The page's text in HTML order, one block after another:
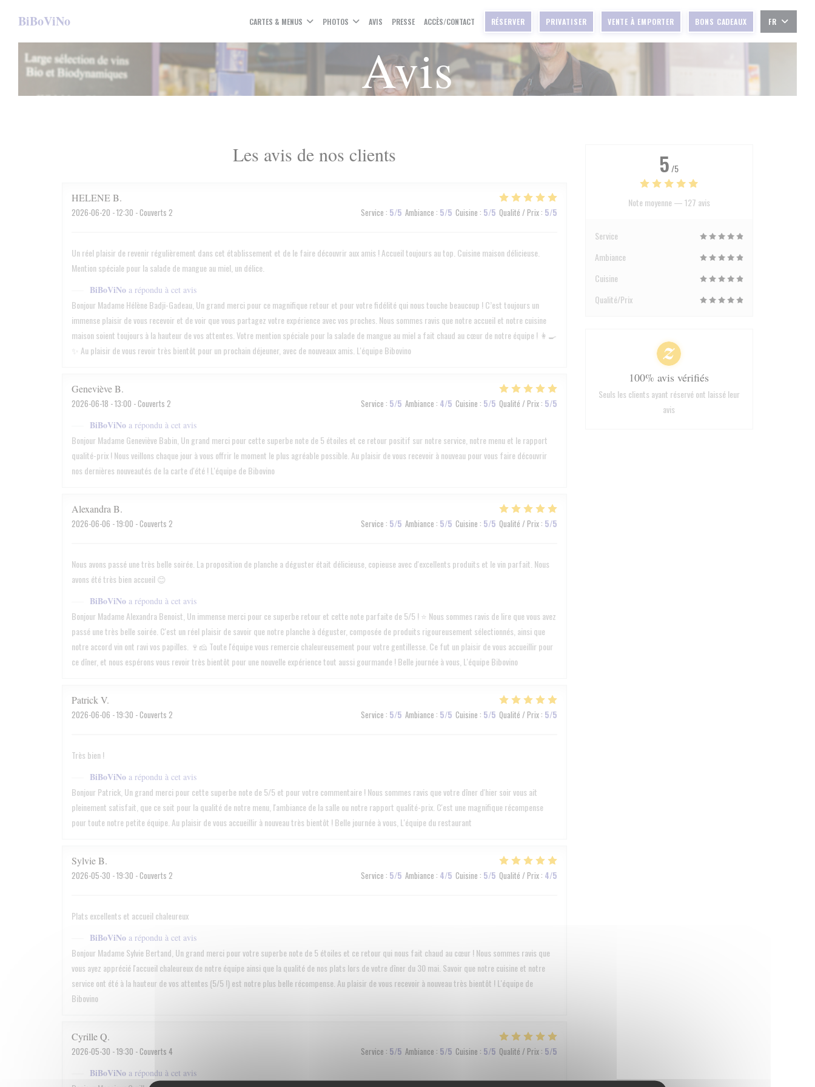
BiBoViNo CARTES & MENUS PHOTOS AVIS PRESSE ACCÈS/CONTACT RÉSERVER PRIVATISER VENTE À EMPORTER BONS CADEAUX FR
Avis
Les avis de nos clients
HELENEB
2026-06-20 - 12:30 - Couverts 2 Service : 5/5 Ambiance : 5/5 Cuisine : 5/5 Qualité / Prix: 5/5
Un réel plaisir de revenir régulièrement dans cet établissement et de le faire découvrir aux amis ! Accueil toujours au top. Cuisine maison délicieuse.
Mention spéciale pour la salade de mangue au miel, un délice.
BiBoViNo a répondu à cet avis
Bonjour Madame Hélène Badji-Gadeau, Un grand merci pour ce magnifique retour et pour votre fidélité qui nous touche beaucoup ! C’est toujours un
immense plaisir de vous recevoir et de voir que vous partagez votre expérience avec vos proches. Nous sommes ravis que notre accueil et notre cuisine
maison soient toujours à la hauteur de vos attentes. Votre mention spéciale pour la salade de mangue au miel a fait chaud au cœur de notre équipe ! 👩‍🍳
✨ Au plaisir de vous revoir très bientôt pour un prochain déjeuner, avec de nouveaux amis. L'équipe Bibovino
GenevièveB
2026-06-18 - 13:00 - Couverts 2 Service : 5/5 Ambiance : 4/5 Cuisine : 5/5 Qualité / Prix: 5/5
BiBoViNo a répondu à cet avis
Bonjour Madame Geneviève Babin, Un grand merci pour cette superbe note de 5 étoiles et ce retour positif sur notre service, notre menu et le rapport
qualité-prix ! Nous veillons chaque jour à vous offrir le moment le plus agréable possible. Au plaisir de vous recevoir à nouveau pour vous faire découvrir
nos dernières nouveautés de la carte d'été ! L'équipe de Bibovino
Alexandra B
2026-06-06 - 19:00 - Couverts 2 Service : 5/5 Ambiance : 5/5 Cuisine : 5/5 Qualité / Prix: 5/5
Nous avons passé une très belle soirée. La proposition de planche a déguster était délicieuse, copieuse avec d'excellents produits et le vin parfait. Nous
avons été très bien accueil 😊
BiBoViNo a répondu à cet avis
Bonjour Madame Alexandra Benoist, Un immense merci pour ce superbe retour et cette note parfaite de 5/5 ! ⭐ Nous sommes ravis de lire que vous avez
passé une très belle soirée. C'est un réel plaisir de savoir que notre planche à déguster, composée de produits rigoureusement sélectionnés, ainsi que
notre accord vin ont ravi vos papilles. 🍷🧀 Toute l'équipe vous remercie chaleureusement pour votre gentillesse. Ce fut un plaisir de vous accueillir pour
ce dîner, et nous espérons vous revoir très bientôt pour une nouvelle expérience tout aussi gourmande ! Belle journée à vous, L'équipe Bibovino
Patrick V
2026-06-06 - 19:30 - Couverts 2 Service : 5/5 Ambiance : 5/5 Cuisine : 5/5 Qualité / Prix: 5/5
Très bien !
BiBoViNo a répondu à cet avis
Bonjour Patrick, Un grand merci pour cette superbe note de 5/5 et pour votre commentaire ! Nous sommes ravis que votre dîner d'hier soir vous ait
pleinement satisfait, que ce soit pour la qualité de notre menu, l'ambiance de la salle ou notre rapport qualité-prix. C'est une magnifique récompense
pour toute notre petite équipe. Au plaisir de vous accueillir à nouveau très bientôt ! Belle journée à vous, L'équipe du restaurant
SylvieB
2026-05-30 - 19:30 - Couverts 2 Service : 5/5 Ambiance : 4/5 Cuisine : 5/5 Qualité / Prix: 4/5
Plats excellents et accueil chaleureux
BiBoViNo a répondu à cet avis
Bonjour Madame Sylvie Bertand, Un grand merci pour votre superbe note de 5 étoiles et ce retour qui nous fait chaud au cœur ! Nous sommes ravis que
vous ayez apprécié l'accueil chaleureux de notre équipe ainsi que la qualité de nos plats lors de votre dîner du 30 mai. Savoir que notre cuisine et notre
service ont été à la hauteur de vos attentes (5/5 !) est notre plus belle récompense. Au plaisir de vous recevoir à nouveau très bientôt ! L'équipe de
Bibovino
CyrilleQ
2026-05-30 - 19:30 - Couverts 4 Service : 5/5 Ambiance : 5/5 Cuisine : 5/5 Qualité / Prix: 5/5
BiBoViNo a répondu à cet avis
5 /5
Note moyenne —127 avis
Service
Ambiance
Cuisine
Qualité/Prix
100% avis vérifiés
Seuls les clients ayant réservé ont laissé leur
avis